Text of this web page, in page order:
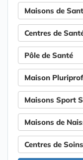
Maisons de
Centres de
Pôle de Santé
Maison
Maisons Sport
Maisons de
Centres de